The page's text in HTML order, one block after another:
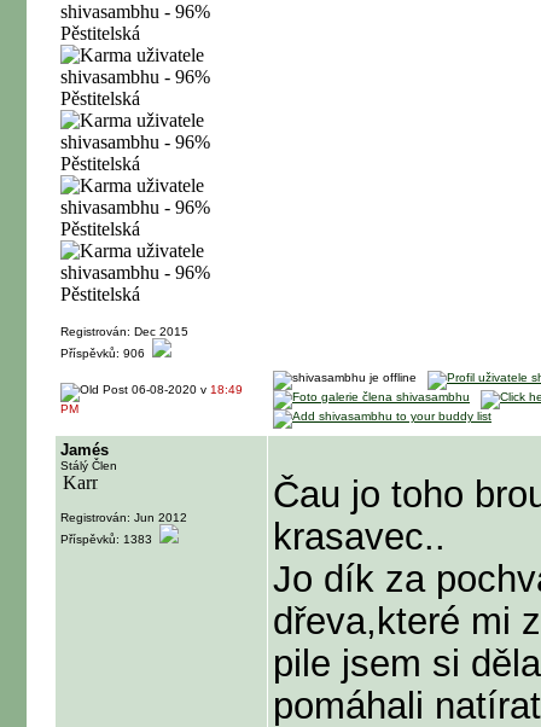
Registrován: Dec 2015
Příspěvků: 906
06-08-2020 v 18:49
PM
Jamés
Stálý Člen
Registrován: Jun 2012
Příspěvků: 1383
Čau jo toho
krasavec..
Jo dík za
dřeva,které mi
pile jsem si
pomáhali